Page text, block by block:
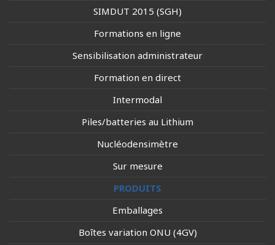
SIMDUT 2015 (SGH)
Formations en ligne
Sensibilisation administrateur
Formation en direct
Intermodal
Piles/batteries au Lithium
Nucléodensimètre
Sur mesure
PRODUITS
Emballages
Boîtes variation ONU (4GV)